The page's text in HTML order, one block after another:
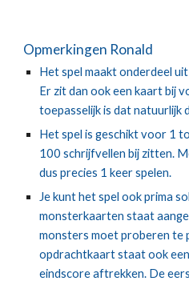
Opmerkingen Ronald
Het spel maakt onderdeel
Er zit dan ook een kaart bij
toepasselijk is dat natuurlijk
Het spel is geschikt voor 1
100 schrijfvellen bij zitten.
dus precies 1 keer spelen.
Je kunt het spel ook prima
monsterkaarten staat
monsters moet proberen te
opdrachtkaart staat ook
eindscore aftrekken. De